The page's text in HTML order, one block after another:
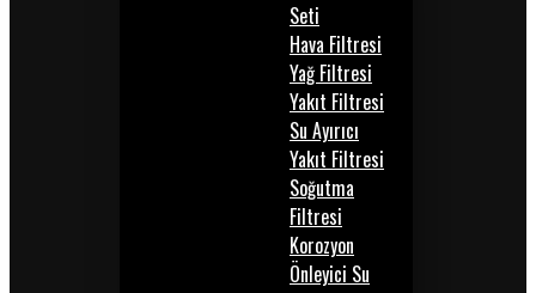
Seti
Hava Filtresi
Yağ Filtresi
Yakıt Filtresi
Su Ayırıcı
Yakıt Filtresi
Soğutma
Filtresi
Korozyon
Önleyici Su